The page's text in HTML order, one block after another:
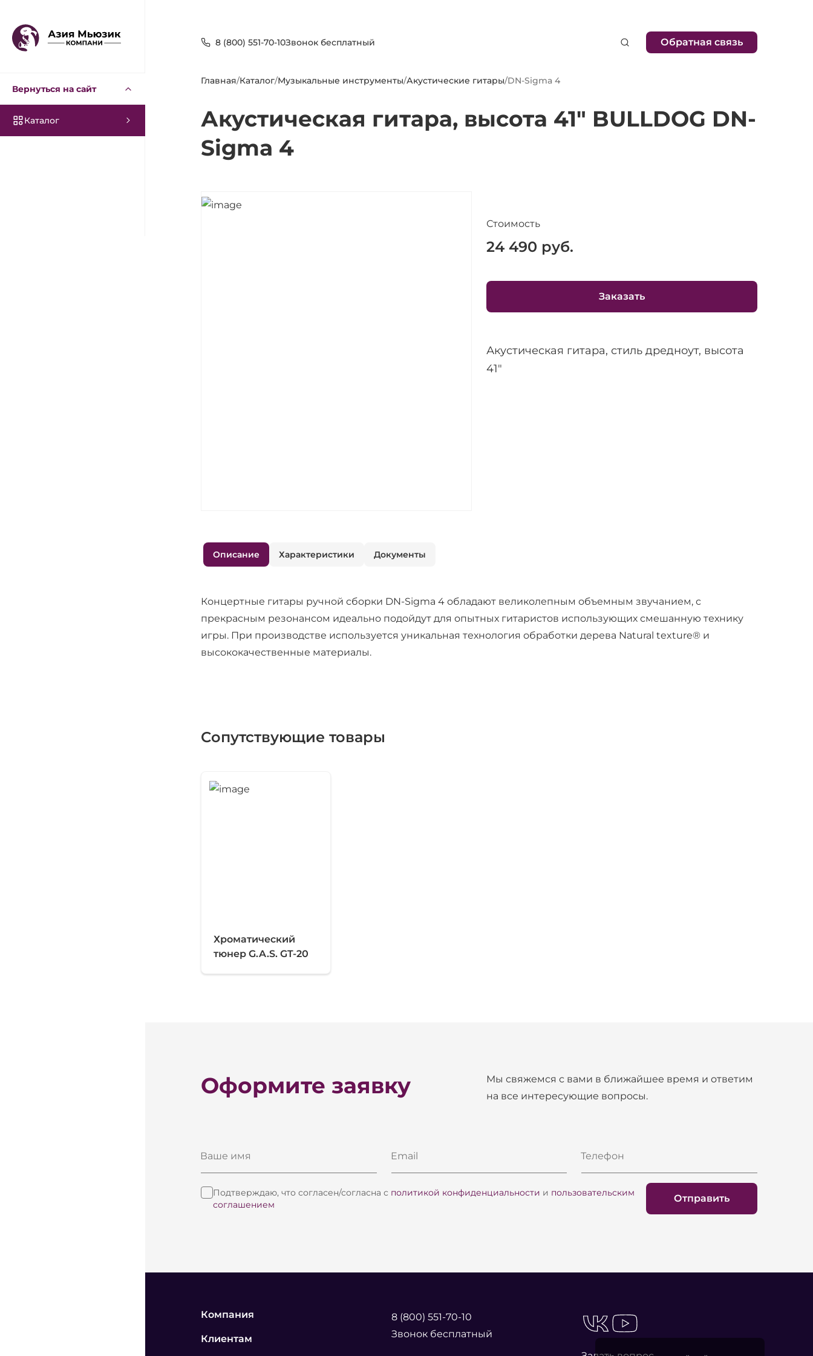
Вернуться на сайт
Каталог
8 (800) 551-70-10Звонок бесплатный Обратная связь
Главная/Каталог/Музыкальные инструменты/Акустические гитары/DN-Sigma 4
Акустическая гитара, высота 41" BULLDOG DN-
Sigma 4
Стоимость
24 490 руб.
Заказать
Акустическая гитара, стиль дредноут, высота
41"
Описание Характеристики Документы
Концертные гитары ручной сборки DN-Sigma 4 обладают великолепным объемным звучанием, с
прекрасным резонансом идеально подойдут для опытных гитаристов использующих смешанную технику
игры. При производстве используется уникальная технология обработки дерева Natural texture® и
высококачественные материалы.
Сопутствующие товары
Хроматический
тюнер G.A.S. GT-20
Оформите заявку
Мы свяжемся с вами в ближайшее время и ответим
на все интересующие вопросы.
Ваше имя Email Телефон
Подтверждаю, что согласен/согласна с политикой конфиденциальности и пользовательским
соглашением
Отправить
Компания
Клиентам
8 (800) 551-70-10
Звонок бесплатный